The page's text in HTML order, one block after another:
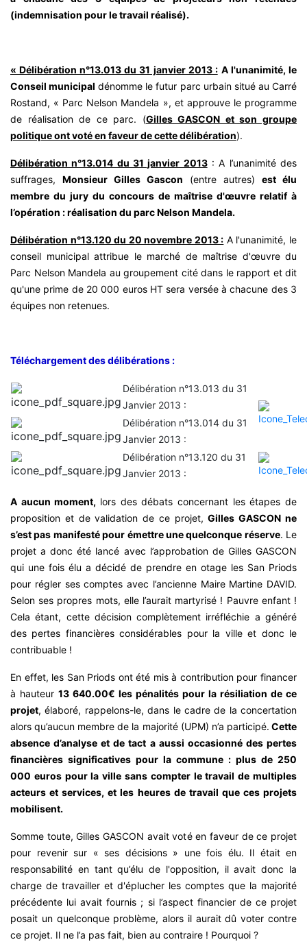
(indemnisation pour le travail réalisé).
« Délibération n°13.013 du 31 janvier 2013 : A l'unanimité, le
Conseil municipal dénomme le futur parc urbain situé au Carré
Rostand, « Parc Nelson Mandela », et approuve le programme
de réalisation de ce parc. (Gilles GASCON et son groupe
politique ont voté en faveur de cette délibération).
Délibération n°13.014 du 31 janvier 2013: A l’unanimité des
suffrages, Monsieur Gilles Gascon (entre autres) est élu
membre du jury du concours de maîtrise d'œuvre relatif à
l’opération : réalisation du parc Nelson Mandela.
Délibération n°13.120 du 20 novembre 2013 : A l'unanimité, le
conseil municipal attribue le marché de maîtrise d'œuvre du
Parc Nelson Mandela au groupement cité dans le rapport et dit
qu'une prime de 20 000 euros HT sera versée à chacune des 3
équipes non retenues.
Téléchargement des délibérations :
Délibération n°13.013 du 31
Janvier 2013 :
Délibération n°13.014 du 31
Janvier 2013 :
Délibération n°13.120 du 31
Janvier 2013 :
A aucun moment, lors des débats concernant les étapes de
proposition et de validation de ce projet,Gilles GASCON ne
s’est pas manifesté pour émettre une quelconque réserve. Le
projet a donc été lancé avec l’approbation de Gilles GASCON
qui une fois élu a décidé de prendre en otage les San Priods
pour régler ses comptes avec l’ancienne Maire Martine DAVID.
Selon ses propres mots, elle l’aurait martyrisé ! Pauvre enfant !
Cela étant, cette décision complètement irréfléchie a généré
des pertes financières considérables pour la ville et donc le
contribuable !
En effet, les San Priods ont été mis à contribution pour financer
à hauteur 13 640.00€ les pénalités pour la résiliation de ce
projet, élaboré, rappelons-le, dans le cadre de la concertation
alors qu’aucun membre de la majorité (UPM) n’a participé. Cette
absence d’analyse et de tact a aussi occasionné des pertes
financières significatives pour la commune : plus de 250
000 euros pour la ville sans compter le travail de multiples
acteurs et services, et les heures de travail que ces projets
mobilisent.
Somme toute, Gilles GASCON avait voté en faveur de ce projet
pour revenir sur « ses décisions » une fois élu. Il était en
responsabilité en tant qu’élu de l'opposition, il avait donc la
charge de travailler et d'éplucher les comptes que la majorité
précédente lui avait fournis ; si l’aspect financier de ce projet
posait un quelconque problème, alors il aurait dû voter contre
ce projet. Il ne l’a pas fait, bien au contraire ! Pourquoi ?